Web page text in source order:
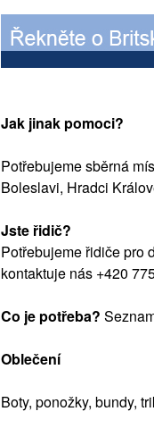
Jak jinak pomoci?
Potřebujeme sběrná
Boleslavi, Hradci
Jste řidič?
Potřebujeme řidiče pro
kontaktuje nás +420
Co je potřeba?
Oblečení
Boty, ponožky, bundy,